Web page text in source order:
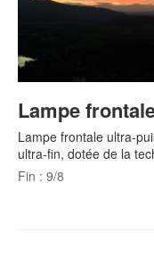
Lampe
Lampe frontale ultra-
ultra-fin, dotée de la
Fin : 9/8